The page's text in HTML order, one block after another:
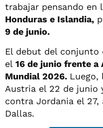
trabajar pensando en
Honduras e Islandia,
9 de junio.
El debut del conjunto
el 16 de junio frente a
Mundial 2026. Luego,
Austria el 22 de junio
contra Jordania el
Dallas.